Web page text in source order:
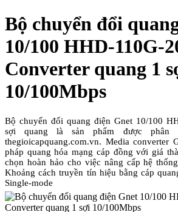
Bộ chuyển đổi
10/100 HHD-110G-
Converter quang 1
10/100Mbps
Bộ chuyển đổi quang điện Gnet 10/100
sợi quang là sản phẩm được phân
thegioicapquang.com.vn. Media converter
pháp quang hóa mạng cáp đồng với giá
chọn hoàn hảo cho việc nâng cấp hệ
Khoảng cách truyền tín hiệu bằng cáp
Single-mode